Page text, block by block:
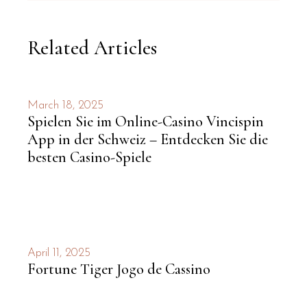
Related Articles
March 18, 2025
Spielen Sie im Online-Casino Vincispin
App in der Schweiz – Entdecken Sie die
besten Casino-Spiele
April 11, 2025
Fortune Tiger Jogo de Cassino